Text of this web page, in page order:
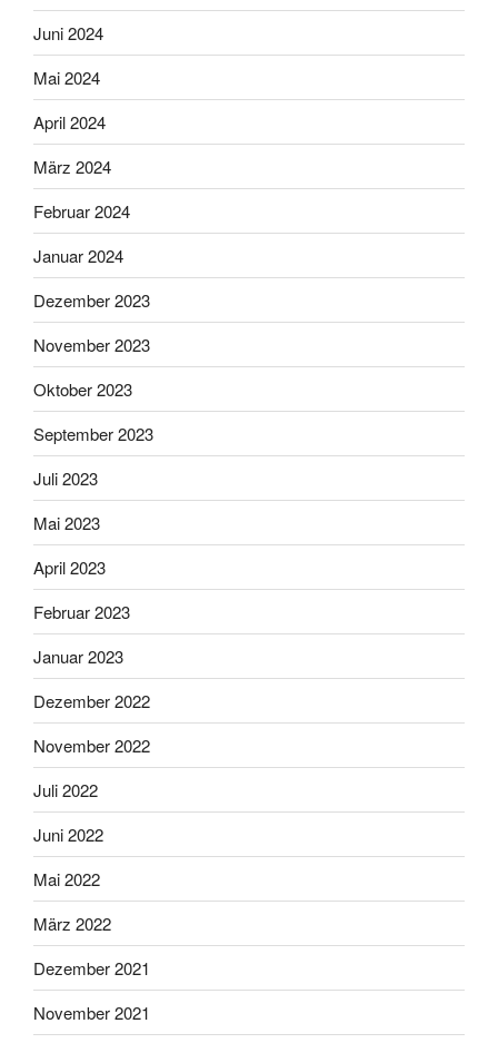
Juni 2024
Mai 2024
April 2024
März 2024
Februar 2024
Januar 2024
Dezember 2023
November 2023
Oktober 2023
September 2023
Juli 2023
Mai 2023
April 2023
Februar 2023
Januar 2023
Dezember 2022
November 2022
Juli 2022
Juni 2022
Mai 2022
März 2022
Dezember 2021
November 2021